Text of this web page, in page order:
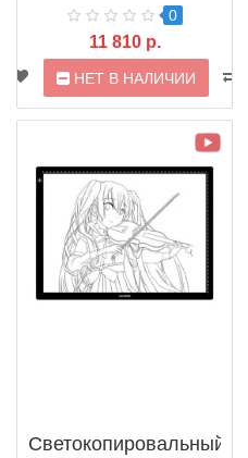
0
11 810 р.
НЕТ В НАЛИЧИИ
Светокопировальный